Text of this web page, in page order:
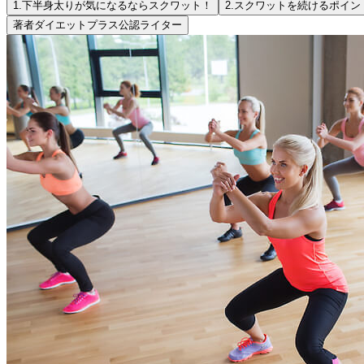
1.下半身太りが気になるならスクワット！ 2.スクワットを続けるポイン
著者ダイエットプラス公認ライター